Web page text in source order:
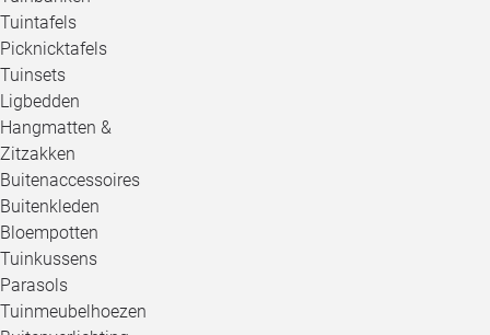
Tuintafels
Picknicktafels
Tuinsets
Ligbedden
Hangmatten &
Zitzakken
Buitenaccessoires
Buitenkleden
Bloempotten
Tuinkussens
Parasols
Tuinmeubelhoezen